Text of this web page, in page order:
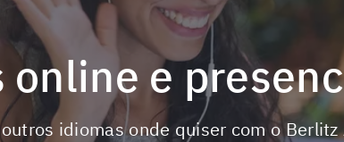
online e
outros idiomas onde quiser com o Berlitz